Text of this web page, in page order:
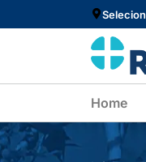
para
Home